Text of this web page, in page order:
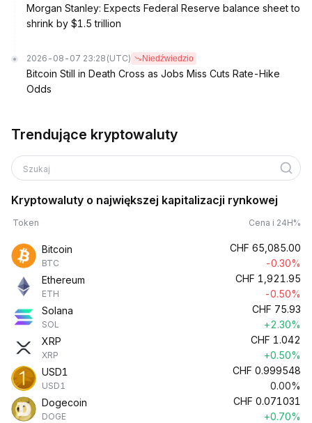
Morgan Stanley: Expects Federal Reserve balance sheet to
shrink by $1.5 trillion
2026-08-07 23:28 (UTC) Niedźwiedzio
Bitcoin Still in Death Cross as Jobs Miss Cuts Rate-Hike
Odds
Trendujące kryptowaluty
Szukaj
Kryptowaluty o największej kapitalizacji rynkowej
Token Cena i 24H%
Bitcoin
BTC
CHF 65,085.00
-0.30%
Ethereum
ETH
CHF 1,921.95
-0.50%
Solana
SOL
CHF 75.93
+2.30%
XRP
XRP
CHF 1.042
+0.50%
USD1
USD1
CHF 0.999548
0.00%
Dogecoin
DOGE
CHF 0.071031
+0.70%